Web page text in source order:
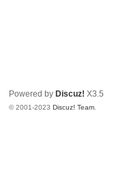
Powered by Discuz! X3.5
© 2001-2023Discuz! Team